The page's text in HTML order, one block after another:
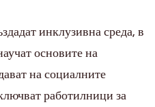
инклузивна среда, в
основите на
на социалните
работилници за